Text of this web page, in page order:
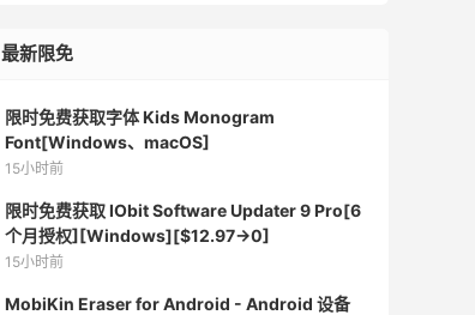
最新限免
限时免费获取字体 Kids Monogram
Font[Windows、macOS]
15小时前
限时免费获取 IObit Software Updater 9 Pro[6
个月授权][Windows][$12.97→0]
15小时前
MobiKin Eraser for Android - Android 设备